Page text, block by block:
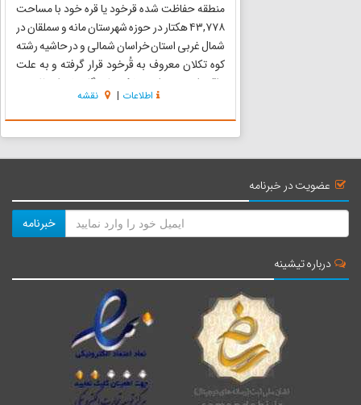
منطقه حفاظت شده قرخود یا قره خود با مساحت
۴۳,۷۷۸ هکتار در حوزه شهرستان مانه و سملقان در
شمال غربی استان خراسان شمالی و در حاشیه رشته
کوه تکلان معروف به قُرخود قرار گرفته و به علت
واقع شدن در شرق پارک ملی گلستان از نظر بوم
شناسی گیاهی و جانوری و داشتن شرایط
زیستگاهی نادر دارای ارزش فراو...
اطلاعات | نقشه
عضویت در خبرنامه
خبرنامه
درباره تیشینه